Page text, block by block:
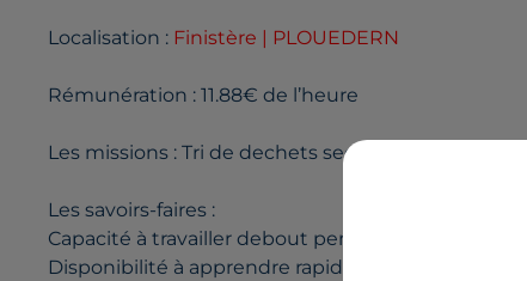
Localisation : Finistère | PLOUEDERN
Rémunération : 11.88€ de l’heure
Les missions : Tri de dechets secs (cartons/
Les savoirs-faires :
Capacité à travailler debout pendant des périodes
Disponibilité à apprendre rapidement les